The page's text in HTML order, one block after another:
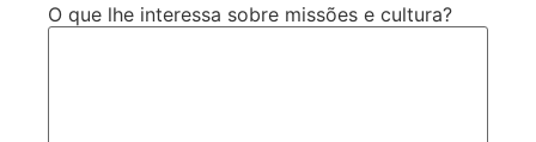
O que lhe interessa sobre missões e cultura?